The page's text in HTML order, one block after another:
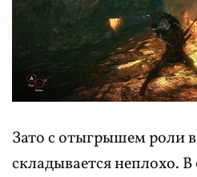
Зато с отыгрышем роли
складывается неплохо.